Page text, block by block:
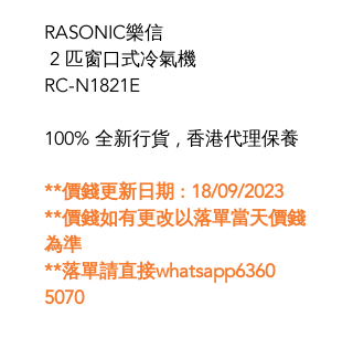
RASONIC樂信
2 匹窗口式冷氣機
RC-N1821E
100% 全新行貨 , 香港代理保養
**價錢更新日期 : 18/09/2023
**價錢如有更改以落單當天價錢
為準
**落單請直接whatsapp6360
5070